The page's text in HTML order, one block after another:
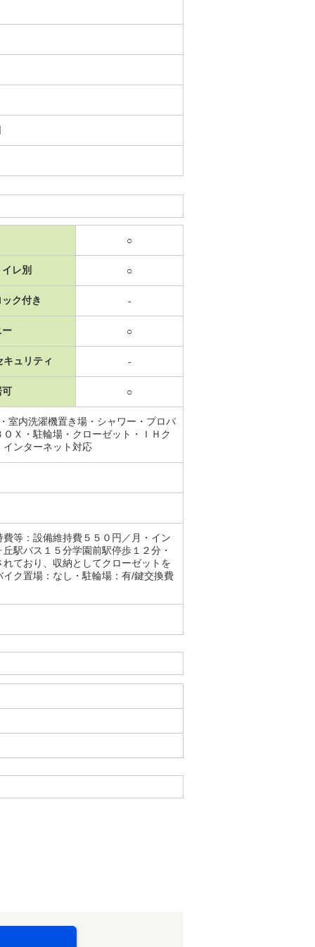
○
レ別 ○
ク付き -
ー ○
キュリティ -
可 ○
室内洗濯機置き場・シャワー・プロパ
Ｘ・駐輪場・クローゼット・ＩＨク
ンターネット対応
等：設備維持費５５０円／月・イン
駅バス１５分学園前駅停歩１２分・
ており、収納としてクローゼットを
ク置場：なし・駐輪場：有/鍵交換費